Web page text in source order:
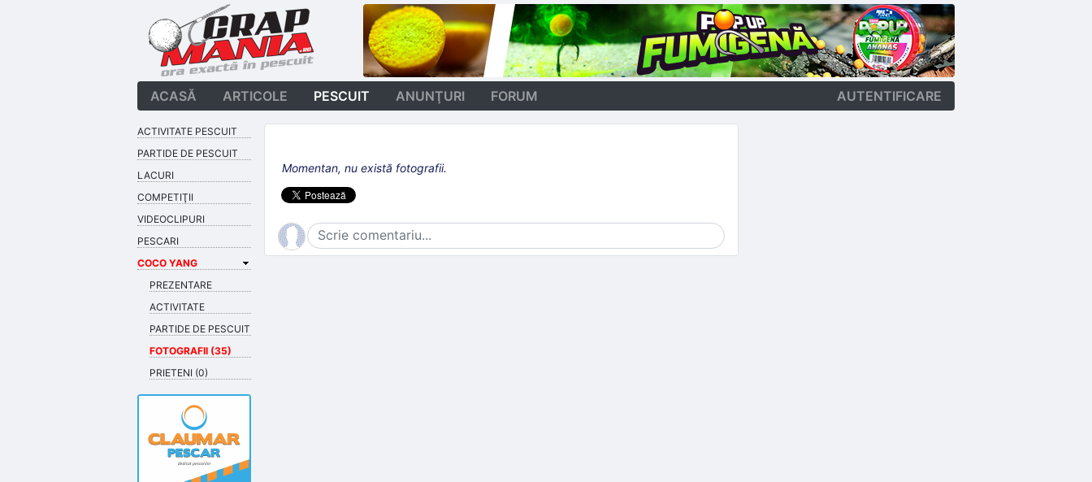
ACASĂ ARTICOLE PESCUIT ANUNŢURI FORUM AUTENTIFICARE
Momentan, nu există fotografii.
ACTIVITATE PESCUIT
PARTIDE DE PESCUIT
LACURI
COMPETIŢII
VIDEOCLIPURI
PESCARI
COCO YANG
PREZENTARE
ACTIVITATE
PARTIDE DE PESCUIT
FOTOGRAFII (35)
PRIETENI (0)